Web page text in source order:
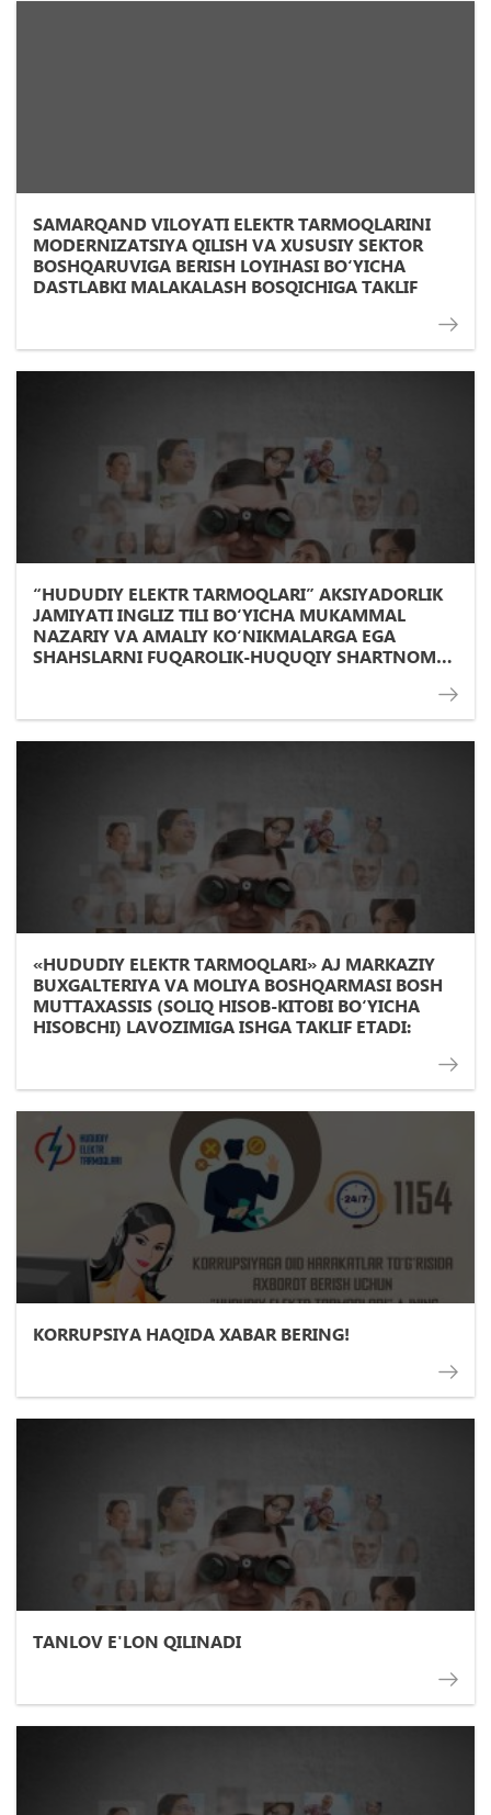
SAMARQAND VILOYATI ELEKTR TARMOQLARINI
MODERNIZATSIYA QILISH VA XUSUSIY SEKTOR
BOSHQARUVIGA BERISH LOYIHASI BO‘YICHA
DASTLABKI MALAKALASH BOSQICHIGA TAKLIF
“HUDUDIY ELEKTR TARMOQLARI” AKSIYADORLIK
JAMIYATI INGLIZ TILI BО‘YICHA MUKAMMAL
NAZARIY VA AMALIY KО‘NIKMALARGA EGA
SHAHSLARNI FUQAROLIK-HUQUQIY SHARTNOMA
TARJIMASI XIZMATLARIGA JALB QILISH BO‘YICHA
TANLOV EʼLON
«HUDUDIY ELEKTR TARMOQLARI» AJ MARKAZIY
BUXGALTERIYA VA MOLIYA BOSHQARMASI BOSH
MUTTAXASSIS (SOLIQ HISOB-KITOBI BО‘YICHA
HISOBCHI) LAVOZIMIGA ISHGA TAKLIF ETADI:
KORRUPSIYA HAQIDA XABAR BERING!
TANLOV E'LON QILINADI